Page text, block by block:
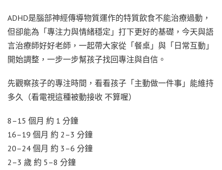
ADHD是腦部神經傳導物質運作的特質飲食不能治療過動，
但卻能為「專注力與情緒穩定」打下更好的基礎，今天與語
言治療師好好老師，一起帶大家從「餐桌」與「日常互動」
開始調整，一步一步幫孩子找回專注與自信。
先觀察孩子的專注時間，看看孩子「主動做一件事」能維持
多久（看電視這種被動接收 不算喔）
8–15 個月 約 1 分鐘
16–19 個月 約 2–3 分鐘
20–24 個月 約 3–6 分鐘
2–3 歲 約 5–8 分鐘